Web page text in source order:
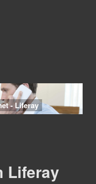
- Liferay
Liferay